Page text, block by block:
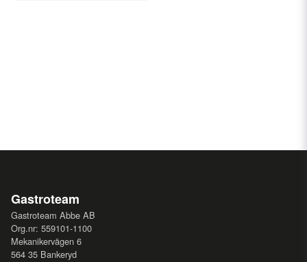
Gastroteam
Gastroteam Abbe AB
Org.nr: 559101-1100
Mekanikervägen 6
564 35 Bankeryd